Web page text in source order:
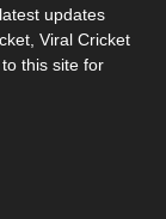
updates
Viral Cricket
this site for